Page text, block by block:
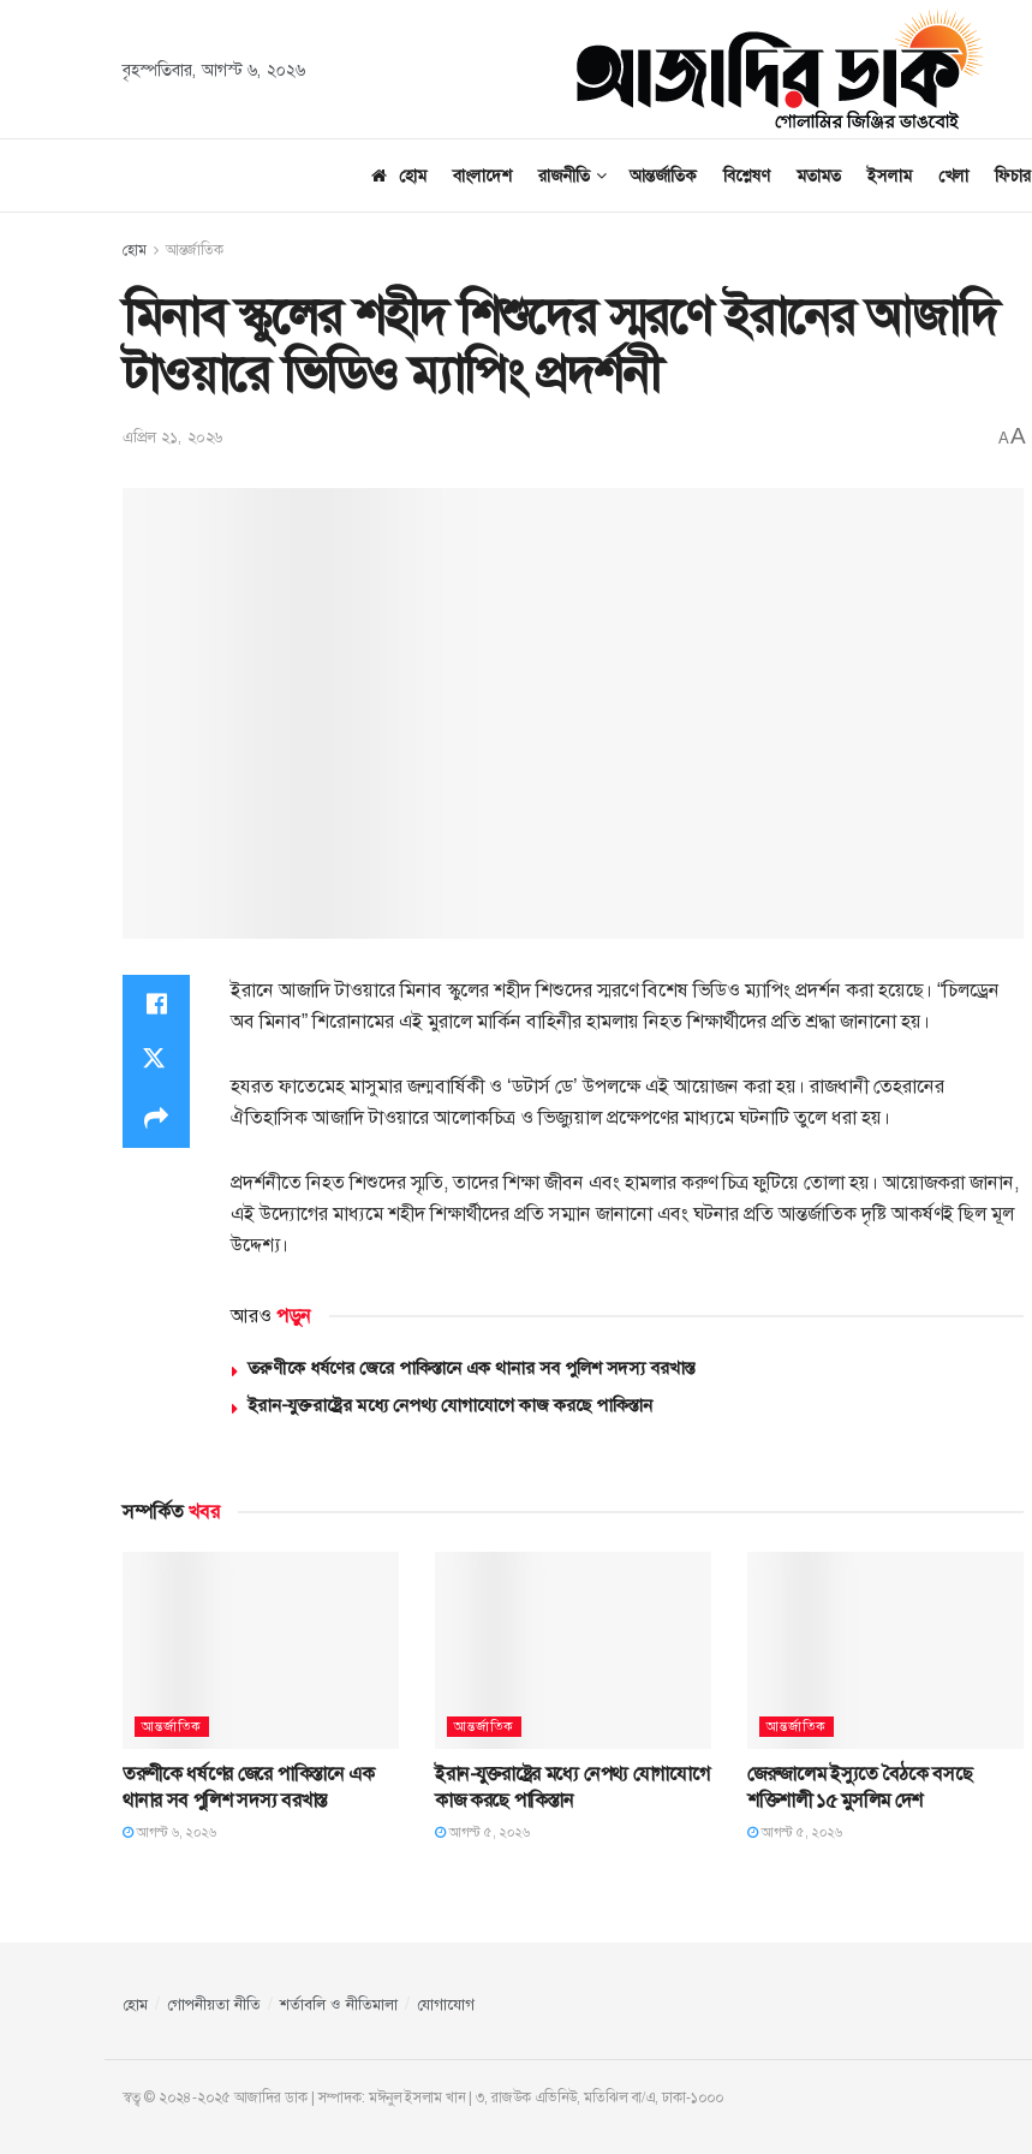
বৃহস্পতিবার, আগস্ট ৬, ২০২৬
হোম বাংলাদেশ রাজনীতি আন্তর্জাতিক বিশ্লেষণ মতামত ইসলাম খেলা ফিচার
হোম আন্তর্জাতিক
মিনাব স্কুলের শহীদ শিশুদের স্মরণে ইরানের আজাদি
টাওয়ারে ভিডিও ম্যাপিং প্রদর্শনী
এপ্রিল ২১, ২০২৬ AA
ইরানে আজাদি টাওয়ারে মিনাব স্কুলের শহীদ শিশুদের স্মরণে বিশেষ ভিডিও ম্যাপিং প্রদর্শন করা হয়েছে। “চিলড্রেন
অব মিনাব” শিরোনামের এই মুরালে মার্কিন বাহিনীর হামলায় নিহত শিক্ষার্থীদের প্রতি শ্রদ্ধা জানানো হয়।
হযরত ফাতেমেহ মাসুমার জন্মবার্ষিকী ও ‘ডটার্স ডে’ উপলক্ষে এই আয়োজন করা হয়। রাজধানী তেহরানের
ঐতিহাসিক আজাদি টাওয়ারে আলোকচিত্র ও ভিজ্যুয়াল প্রক্ষেপণের মাধ্যমে ঘটনাটি তুলে ধরা হয়।
প্রদর্শনীতে নিহত শিশুদের স্মৃতি, তাদের শিক্ষা জীবন এবং হামলার করুণ চিত্র ফুটিয়ে তোলা হয়। আয়োজকরা জানান,
এই উদ্যোগের মাধ্যমে শহীদ শিক্ষার্থীদের প্রতি সম্মান জানানো এবং ঘটনার প্রতি আন্তর্জাতিক দৃষ্টি আকর্ষণই ছিল মূল
উদ্দেশ্য।
আরও পড়ুন
তরুণীকে ধর্ষণের জেরে পাকিস্তানে এক থানার সব পুলিশ সদস্য বরখাস্ত
ইরান-যুক্তরাষ্ট্রের মধ্যে নেপথ্য যোগাযোগে কাজ করছে পাকিস্তান
সম্পর্কিতখবর
আন্তর্জাতিক
তরুণীকে ধর্ষণের জেরে পাকিস্তানে এক
থানার সব পুলিশ সদস্য বরখাস্ত
আগস্ট ৬, ২০২৬
আন্তর্জাতিক
ইরান-যুক্তরাষ্ট্রের মধ্যে নেপথ্য যোগাযোগে
কাজ করছে পাকিস্তান
আগস্ট ৫, ২০২৬
আন্তর্জাতিক
জেরুজালেম ইস্যুতে বৈঠকে বসছে
শক্তিশালী ১৫ মুসলিম দেশ
আগস্ট ৫, ২০২৬
হোম গোপনীয়তা নীতি শর্তাবলি ও নীতিমালা যোগাযোগ
স্বত্ব © ২০২৪-২০২৫ আজাদির ডাক | সম্পাদক: মঈনুল ইসলাম খান | ৩, রাজউক এভিনিউ, মতিঝিল বা/এ, ঢাকা-১০০০